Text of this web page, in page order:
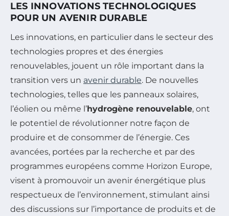
LES INNOVATIONS TECHNOLOGIQUES
POUR UN AVENIR DURABLE
Les innovations, en particulier dans le secteur des
technologies propres et des énergies
renouvelables, jouent un rôle important dans la
transition vers un avenir durable. De nouvelles
technologies, telles que les panneaux solaires,
l’éolien ou même l’hydrogène renouvelable, ont
le potentiel de révolutionner notre façon de
produire et de consommer de l’énergie. Ces
avancées, portées par la recherche et par des
programmes européens comme Horizon Europe,
visent à promouvoir un avenir énergétique plus
respectueux de l’environnement, stimulant ainsi
des discussions sur l’importance de produits et de